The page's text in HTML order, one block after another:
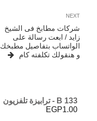
المقالات
Next
Post
NEXT
شركات مطابخ فى الشيخ
زايد / ابعت رسالة على
الواتساب بتفاصيل مطبخك
و هنقولك تكلفته كام
B 133 - ترابيزة تلفزيون
EGP1.00